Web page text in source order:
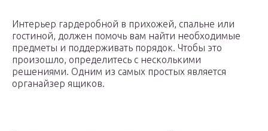
Интерьер гардеробной в прихожей, спальне или
гостиной, должен помочь вам найти необходимые
предметы и поддерживать порядок. Чтобы это
произошло, определитесь с несколькими
решениями. Одним из самых простых является
органайзер ящиков.